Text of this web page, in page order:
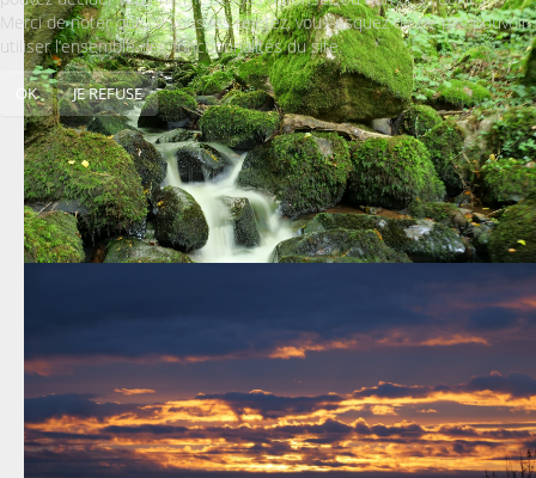
Merci de noter que, si vous les rejetez, vous risquez de ne pas pouvoir
utiliser l’ensemble des fonctionnalités du site.
OK JE REFUSE